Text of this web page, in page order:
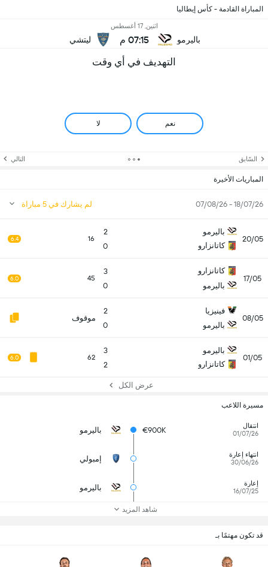
المباراة القادمة - كأس إيطاليا
باليرمو
اثنين, 17 أغسطس
07:15 م ليتشي
التهديف في أي وقت
نعم لا
السّابق التالي
المباريات الأخيرة
18/07/26 - 07/08/26 لم يشارك في 5 مباراة
20/05
باليرمو
كاتانزارو
2
0
16
6.4
17/05
كاتانزارو
باليرمو
3
0
45
6.0
08/05
فينيزيا
باليرمو
2
0
موقوف
01/05
باليرمو
كاتانزارو
3
2
62
6.0
عرض الكل
مسيرة اللاعب
انتقال
01/07/26
€900K باليرمو
انتهاء إعارة
30/06/26
إمبولي
إعارة
16/07/25
باليرمو
شاهد المزيد
قد تكون مهتمًا بـ